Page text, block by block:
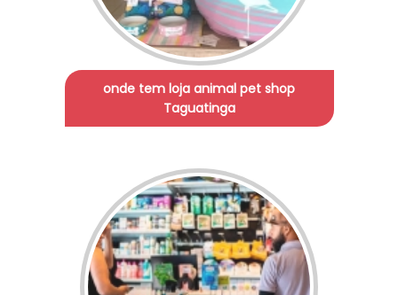
onde tem loja animal pet shop
Taguatinga